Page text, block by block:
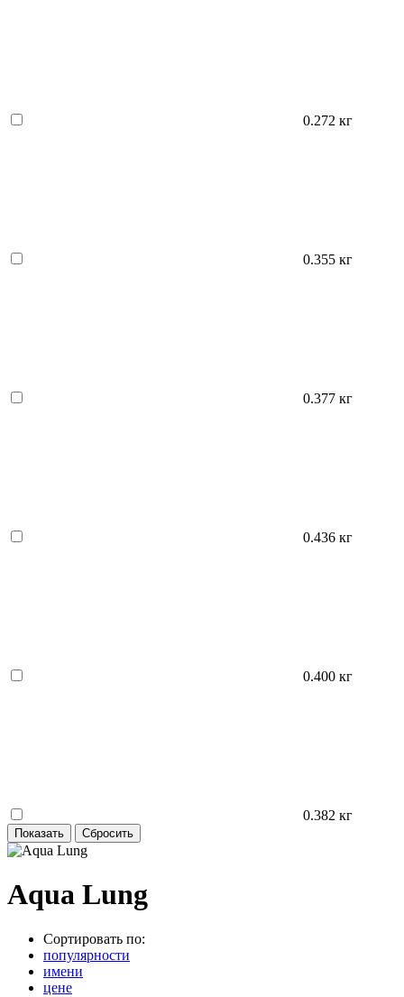
0.272 кг
0.355 кг
0.377 кг
0.436 кг
0.400 кг
0.382 кг
Aqua Lung
Сортировать по:
популярности
имени
цене